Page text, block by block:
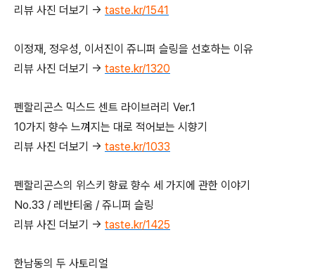
리뷰 사진 더보기 → taste.kr/1541
이정재, 정우성, 이서진이 쥬니퍼 슬링을 선호하는 이유
리뷰 사진 더보기 → taste.kr/1320
펜할리곤스 믹스드 센트 라이브러리 Ver.1
10가지 향수 느껴지는 대로 적어보는 시향기
리뷰 사진 더보기 → taste.kr/1033
펜할리곤스의 위스키 향료 향수 세 가지에 관한 이야기
No.33 / 레반티움 / 쥬니퍼 슬링
리뷰 사진 더보기 → taste.kr/1425
한남동의 두 사토리얼